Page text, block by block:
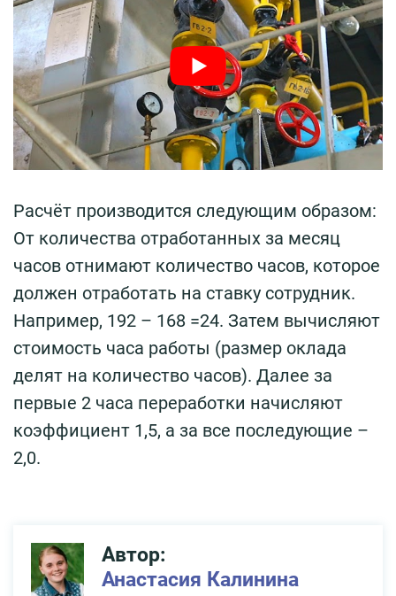
Расчёт производится следующим образом:
От количества отработанных за месяц
часов отнимают количество часов, которое
должен отработать на ставку сотрудник.
Например, 192 – 168 =24. Затем вычисляют
стоимость часа работы (размер оклада
делят на количество часов). Далее за
первые 2 часа переработки начисляют
коэффициент 1,5, а за все последующие –
2,0.
Автор:
Анастасия Калинина